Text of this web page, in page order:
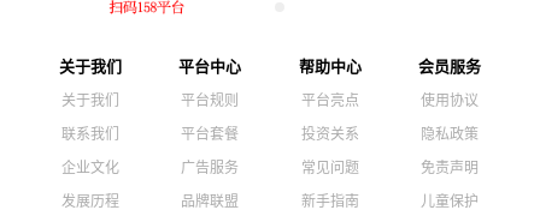
关于我们
关于我们
联系我们
企业文化
发展历程
平台中心
平台规则
平台套餐
广告服务
品牌联盟
帮助中心
平台亮点
投资关系
常见问题
新手指南
会员服务
使用协议
隐私政策
免责声明
儿童保护